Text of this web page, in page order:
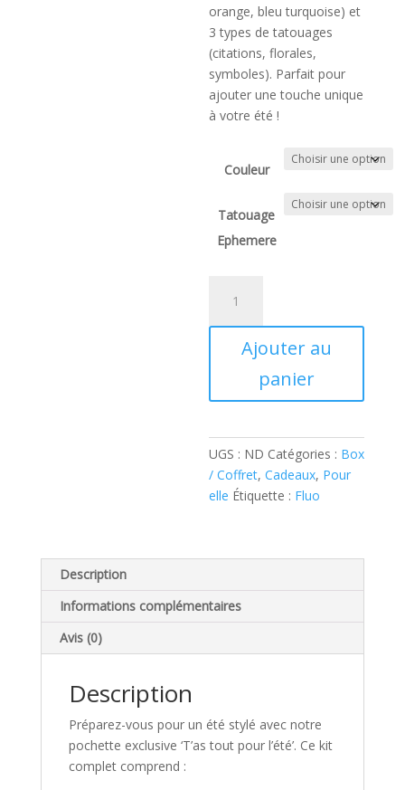
orange, bleu turquoise) et
3 types de tatouages
(citations, florales,
symboles). Parfait pour
ajouter une touche unique
à votre été !
Couleur
Tatouage
Ephemere
Pochette
l’été »
Ajouter au
panier
UGS : ND Catégories : Box
/ Coffret,Cadeaux, Pour
elle Étiquette : Fluo
Description
Informations complémentaires
Avis (0)
Description
Préparez-vous pour un été stylé avec notre
pochette exclusive ‘T’as tout pour l’été’. Ce kit
complet comprend :